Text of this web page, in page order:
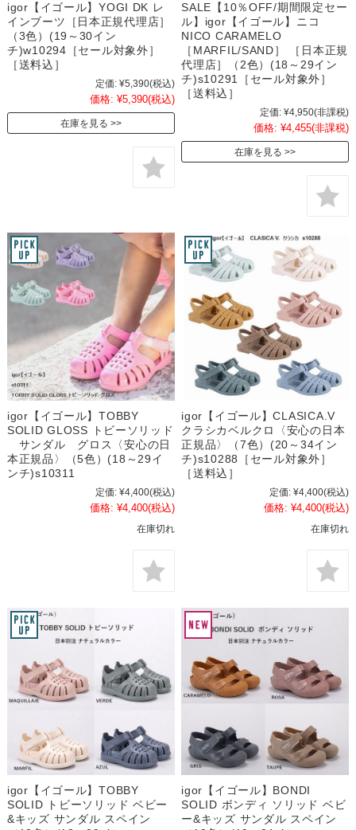
igor【イゴール】YOGI DK レ
インブーツ［日本正規代理店］
（3色）(19～30イン
チ)w10294［セール対象外］
［送料込］
定価: ¥5,390(税込)
価格: ¥5,390(税込)
在庫を見る
SALE【10％OFF/期間限定セー
ル】igor【イゴール】ニコ
NICO CARAMELO
［MARFIL/SAND］ ［日本正規
代理店］（2色）(18～29イン
チ)s10291［セール対象外］
［送料込］
定価: ¥4,950(非課税)
価格: ¥4,455(非課税)
在庫を見る
igor【イゴール】TOBBY
SOLID GLOSS トビーソリッド
サンダル グロス〈安心の日
本正規品〉（5色）(18～29イ
ンチ)s10311
定価: ¥4,400(税込)
価格: ¥4,400(税込)
在庫切れ
igor【イゴール】CLASICA.V
クラシカベルクロ〈安心の日本
正規品〉（7色）(20～34イン
チ)s10288［セール対象外］
［送料込］
定価: ¥4,400(税込)
価格: ¥4,400(税込)
在庫切れ
igor【イゴール】TOBBY
SOLID トビーソリッド ベビー
&キッズ サンダル スペイン
igor【イゴール】BONDI
SOLID ボンディ ソリッド ベビ
ー&キッズ サンダル スペイン